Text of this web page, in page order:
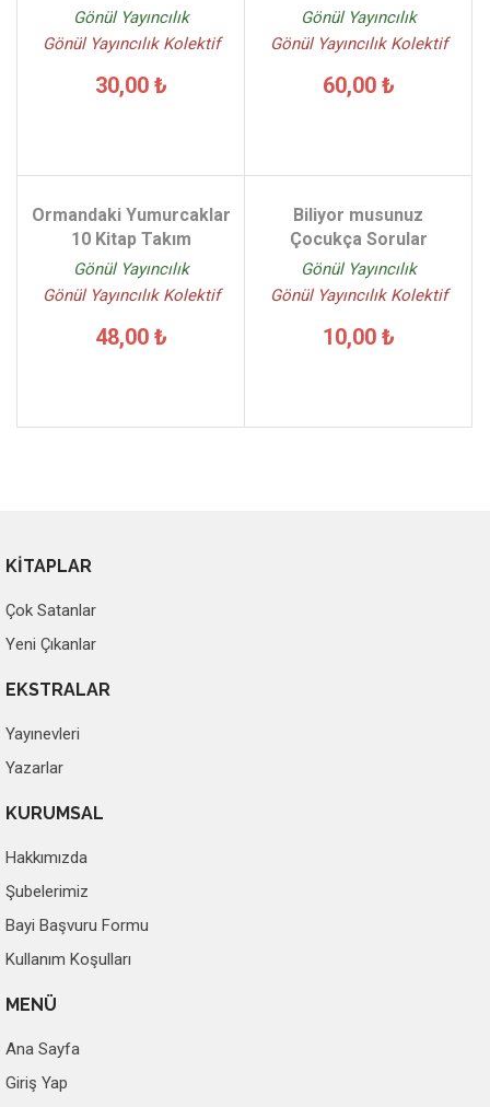
Gönül Yayıncılık
Gönül Yayıncılık Kolektif
30,00 ₺
Gönül Yayıncılık
Gönül Yayıncılık Kolektif
60,00 ₺
Ormandaki Yumurcaklar
10 Kitap Takım
Gönül Yayıncılık
Gönül Yayıncılık Kolektif
48,00 ₺
Biliyor musunuz
Çocukça Sorular
Gönül Yayıncılık
Gönül Yayıncılık Kolektif
10,00 ₺
KİTAPLAR
Çok Satanlar
Yeni Çıkanlar
EKSTRALAR
Yayınevleri
Yazarlar
KURUMSAL
Hakkımızda
Şubelerimiz
Bayi Başvuru Formu
Kullanım Koşulları
MENÜ
Ana Sayfa
Giriş Yap